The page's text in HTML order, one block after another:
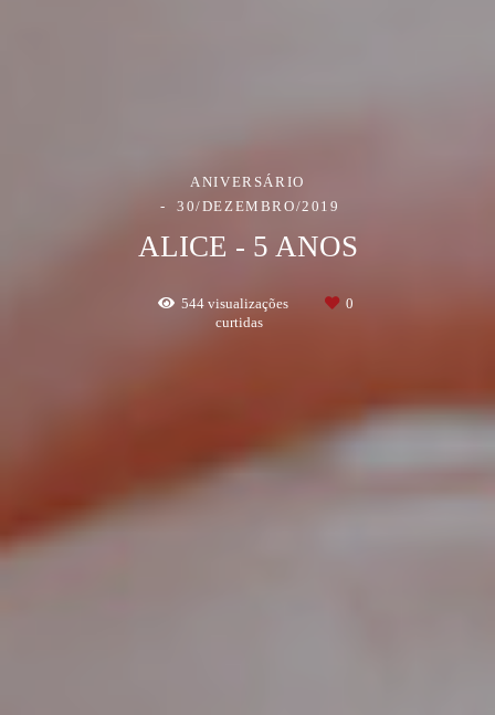
ANIVERSÁRIO
30/DEZEMBRO/2019
ALICE - 5 ANOS
544 visualizações
0
curtidas